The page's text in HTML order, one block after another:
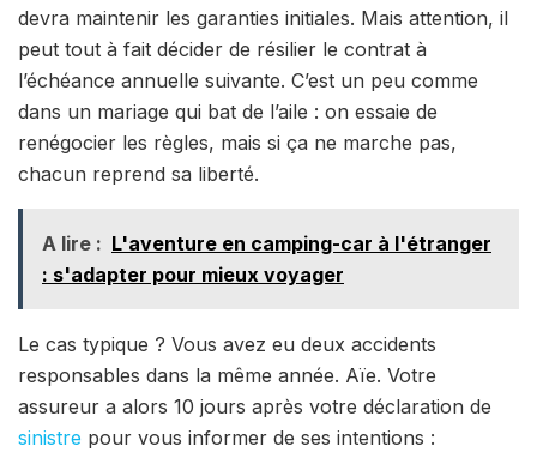
devra maintenir les garanties initiales. Mais attention, il
peut tout à fait décider de résilier le contrat à
l’échéance annuelle suivante. C’est un peu comme
dans un mariage qui bat de l’aile : on essaie de
renégocier les règles, mais si ça ne marche pas,
chacun reprend sa liberté.
A lire : L'aventure en camping-car à l'étranger
: s'adapter pour mieux voyager
Le cas typique ? Vous avez eu deux accidents
responsables dans la même année. Aïe. Votre
assureur a alors 10 jours après votre déclaration de
sinistre pour vous informer de ses intentions :